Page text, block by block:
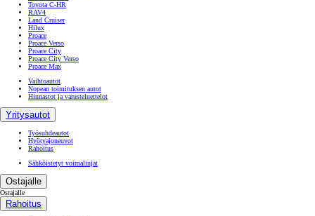
Toyota C-HR
RAV4
Land Cruiser
Hilux
Proace
Proace Verso
Proace City
Proace City Verso
Proace Max
Vaihtoautot
Nopean toimituksen autot
Hinnastot ja varusteluettelot
Yritysautot
Työsuhdeautot
Hyötyajoneuvot
Rahoitus
Sähköistetyt voimalinjat
Ostajalle
Ostajalle
Rahoitus